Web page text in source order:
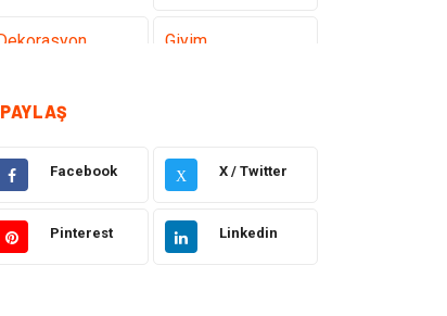
Giyim
PAYLAŞ
Facebook X X / Twitter
Pinterest Linkedin